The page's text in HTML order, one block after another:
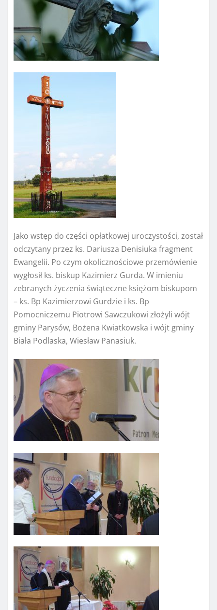
Jako wstęp do części opłatkowej uroczystości, został
odczytany przez ks. Dariusza Denisiuka fragment
Ewangelii. Po czym okolicznościowe przemówienie
wygłosił ks. biskup Kazimierz Gurda. W imieniu
zebranych życzenia świąteczne księżom biskupom
– ks. Bp Kazimierzowi Gurdzie i ks. Bp
Pomocniczemu Piotrowi Sawczukowi złożyli wójt
gminy Parysów, Bożena Kwiatkowska i wójt gminy
Biała Podlaska, Wiesław Panasiuk.